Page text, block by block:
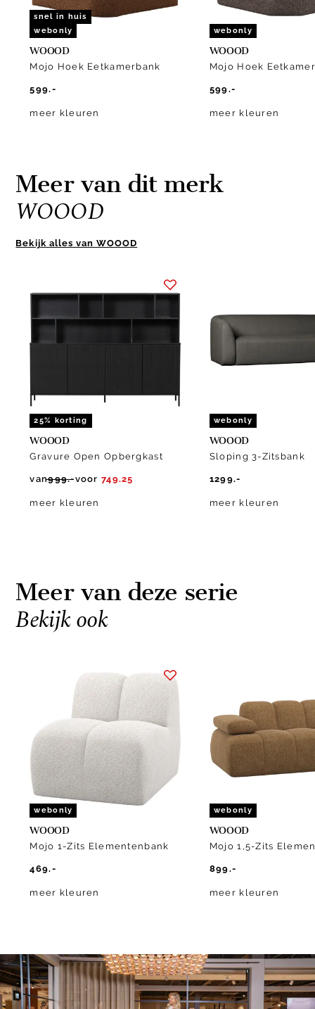
snel in huis
webonly
WOOOD
Mojo Hoek Eetkamerbank
599.-
meer kleuren
webonly
WOOOD
Mojo Hoek
599.-
meer kleuren
Meer van dit merk
WOOOD
Bekijk alles van WOOOD
25% korting
WOOOD
Gravure Open Opbergkast
van999.-voor 749.25
meer kleuren
webonly
WOOOD
Sloping 3-Zitsbank
1299.-
meer kleuren
Meer van deze serie
Bekijk ook
webonly
WOOOD
Mojo 1-Zits Elementenbank
469.-
meer kleuren
webonly
WOOOD
Mojo 1,5-Zits
899.-
meer kleuren